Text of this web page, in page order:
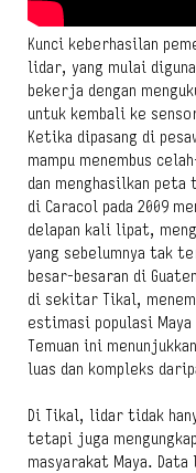
Kunci keberhasilan
lidar, yang mulai
bekerja dengan
untuk kembali ke
Ketika dipasang di
mampu menembus
dan menghasilkan
di Caracol pada 2009
delapan kali lipat,
yang sebelumnya tak
besar-besaran di
di sekitar Tikal,
estimasi populasi
Temuan ini
luas dan kompleks
Di Tikal, lidar tidak
tetapi juga
masyarakat Maya.